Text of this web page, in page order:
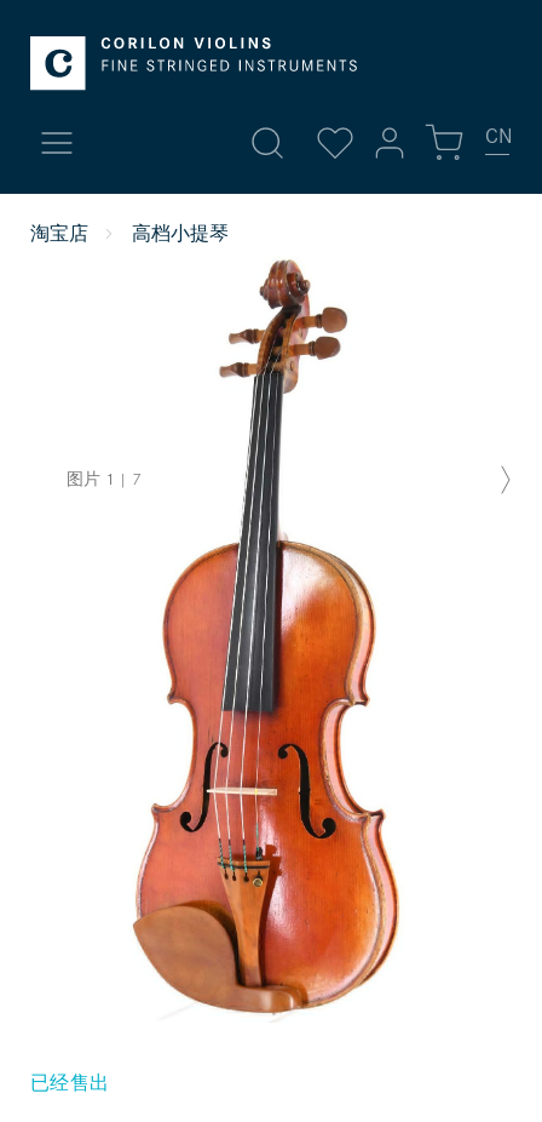
CN
登录
或者注册
账号总览
个人信息
您的地址
付款方式
您的订购
您标记的乐器
新品
高档小提琴
小提琴
中提琴 | 琴弓
大提琴
儿童小提琴
小提琴弓
大提琴弓
辅料
CV Selectio
淘宝店 高档小提琴
已经售出
图片 1 | 7